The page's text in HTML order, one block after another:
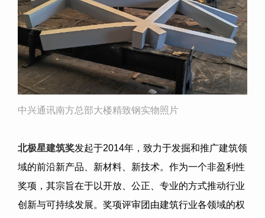
中兴通讯南方总部大楼精致钢实物照片
北极星建筑奖发起于2014年，致力于发掘和推广建筑领
域的前沿新产品、新材料、新技术。作为一个非盈利性
奖项，其宗旨在于以开放、公正、专业的方式推动行业
创新与可持续发展。奖项评审团由建筑行业各领域的权